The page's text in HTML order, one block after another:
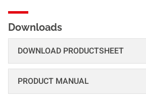
Downloads
DOWNLOAD PRODUCTSHEET
PRODUCT MANUAL